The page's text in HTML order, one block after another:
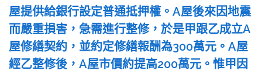
屋提供給銀行設定普通抵押權。A屋後來因地震
而嚴重損害，急需進行整修，於是甲跟乙成立A
屋修繕契約，並約定修繕報酬為300萬元。A屋
經乙整修後，A屋市價約提高200萬元。惟甲因